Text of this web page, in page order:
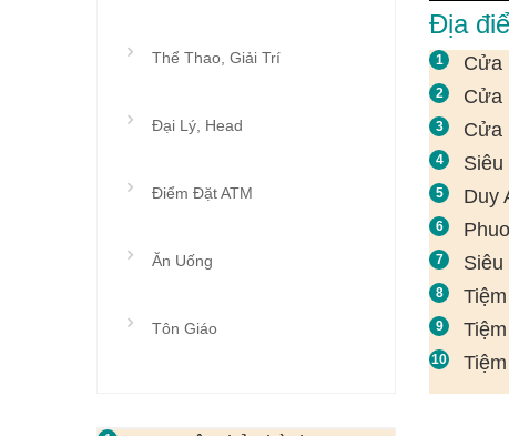
Địa
Cửa
Cửa
Cửa
Duy
Thể Thao, Giải Trí
Đại Lý, Head
Điểm Đặt ATM
Ăn Uống
Tôn Giáo